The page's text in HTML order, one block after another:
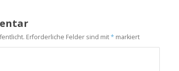
Erforderliche Felder sind mit* markiert